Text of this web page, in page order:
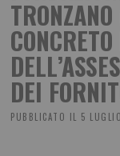
DEI
PUBBLICATO IL 5